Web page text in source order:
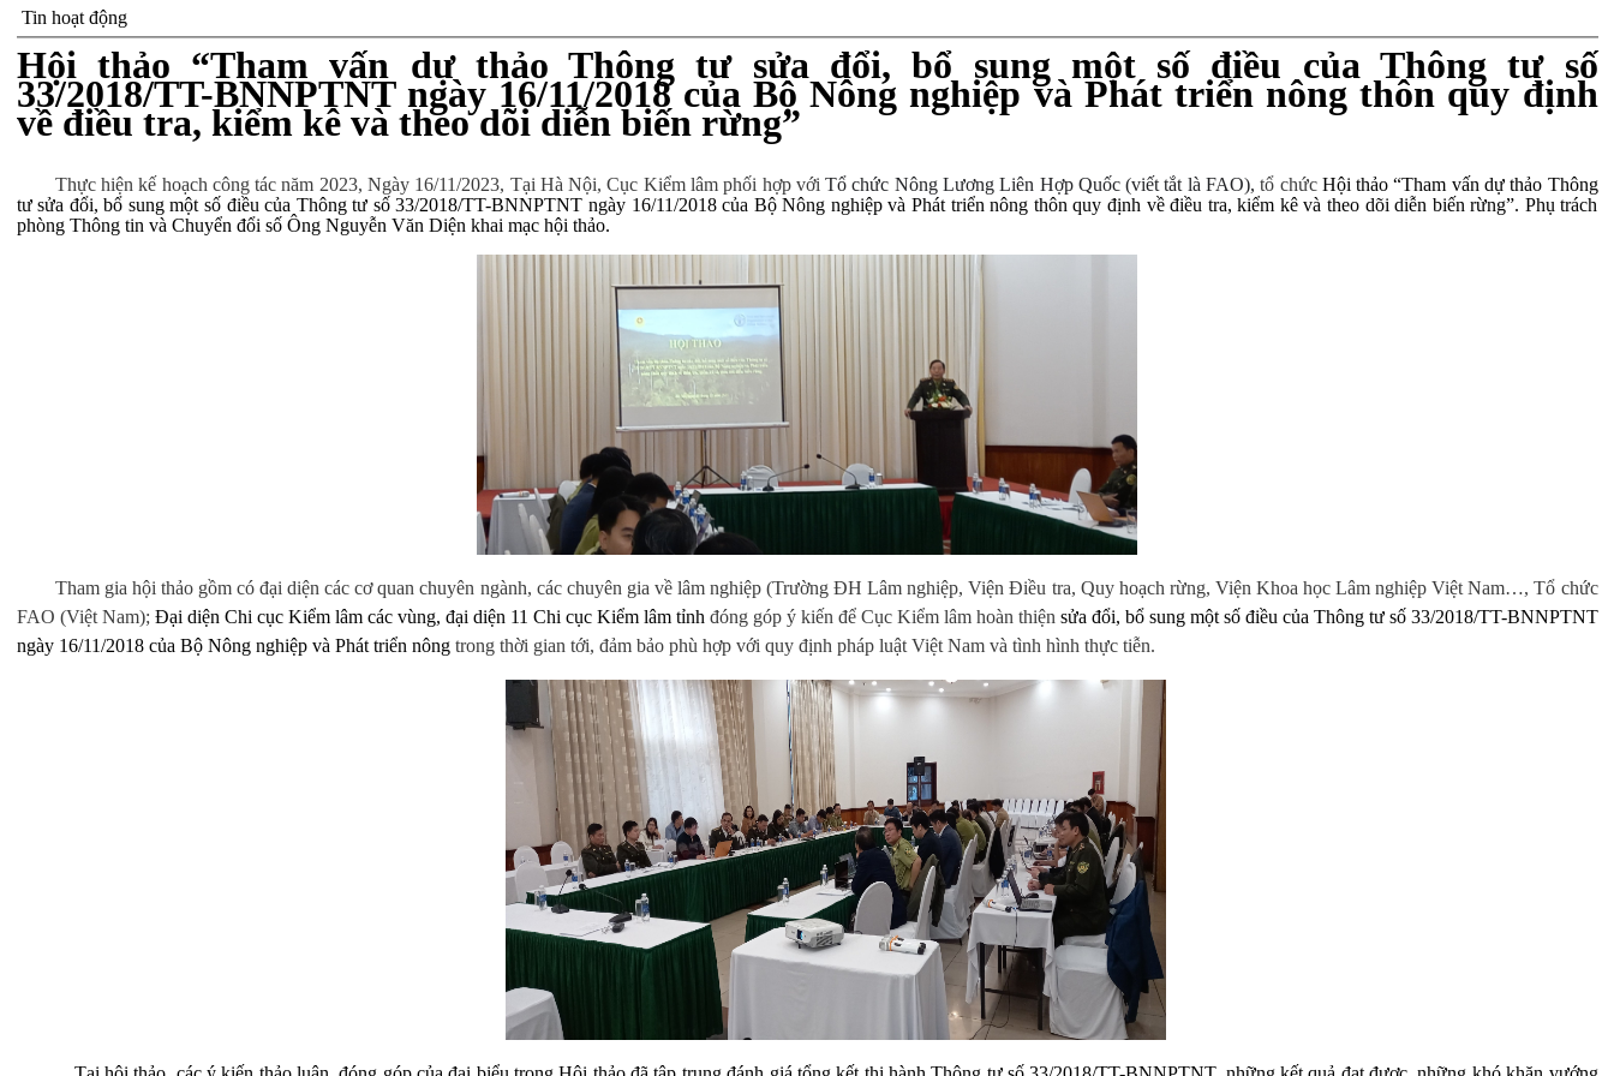
Tin hoạt động
Hội thảo “Tham vấn dự thảo Thông tư sửa đổi, bổ sung một số điều của Thông tư số
33/2018/TT-BNNPTNT ngày 16/11/2018 của Bộ Nông nghiệp và Phát triển nông thôn quy định
về điều tra, kiểm kê và theo dõi diễn biến rừng”
Thực hiện kế hoạch công tác năm 2023, Ngày 16/11/2023, Tại Hà Nội, Cục Kiểm lâm phối hợp vớiTổ chức Nông Lương Liên Hợp Quốc (viết tắt là FAO), tổ chức Hội thảo “Tham vấn dự thảo Thông
tư sửa đổi, bổ sung một số điều của Thông tư số 33/2018/TT-BNNPTNT ngày 16/11/2018 của Bộ Nông nghiệp và Phát triển nông thôn quy định về điều tra, kiểm kê và theo dõi diễn biến rừng”. Phụ trách
phòng Thông tin và Chuyển đổi số Ông Nguyễn Văn Diện khai mạc hội thảo.
Tham gia hội thảo gồm có đại diện các cơ quan chuyên ngành, các chuyên gia về lâm nghiệp (Trường ĐH Lâm nghiệp, Viện Điều tra, Quy hoạch rừng, Viện Khoa học Lâm nghiệp Việt Nam…, Tổ chức
FAO (Việt Nam); Đại diện Chi cục Kiểm lâm các vùng, đại diện 11 Chi cục Kiểm lâm tỉnh đóng góp ý kiến để Cục Kiểm lâm hoàn thiện sửa đổi, bổ sung một số điều của Thông tư số 33/2018/TT-BNNPTNT
ngày 16/11/2018 của Bộ Nông nghiệp và Phát triển nông trong thời gian tới, đảm bảo phù hợp với quy định pháp luật Việt Nam và tình hình thực tiễn.